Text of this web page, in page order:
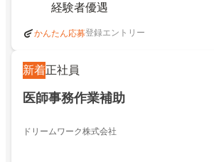
経験者優遇
かんたん応募登録エントリー
新着正社員
医師事務作業補助
ドリームワーク株式会社